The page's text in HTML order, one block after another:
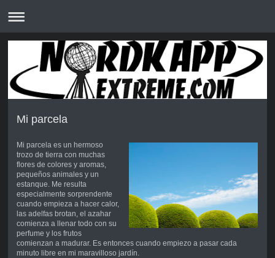
Mi parcela
Mi parcela es un hermoso
trozo de tierra con muchas
flores de colores y aromas,
pequeños animales y un
estanque. Me resulta
especialmente sorprendente
cuando empieza a hacer calor,
las adelfas brotan, el azahar
comienza a llenar todo con su
perfume y los frutos
comienzan a madurar. Es entonces cuando empiezo a pasar cada
minuto libre en mi maravilloso jardín.